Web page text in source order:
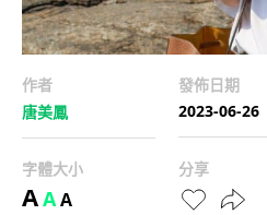
作者
唐美鳳
發佈日期
2023-06-26
字體大小
AAA
分享